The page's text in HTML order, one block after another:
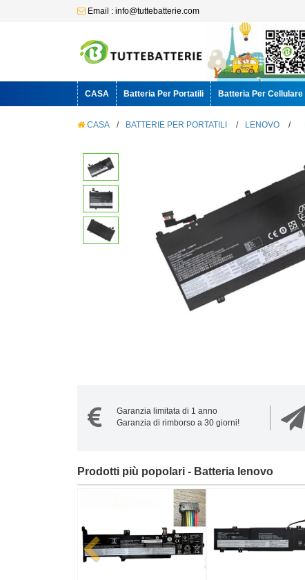
Email : info@tuttebatterie.com
CASA Batteria Per Portatili Batteria Per Cellulare
CASA / BATTERIE PER PORTATILI / LENOVO /
Garanzia limitata di 1 anno
Garanzia di rimborso a 30 giorni!
Prodotti più popolari - Batteria lenovo